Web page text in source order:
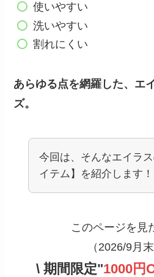
使いやすい
洗いやすい
割れにくい
あらゆる点を網羅した、エ
ズ。
今回は、そんなエイラ
イテム】を紹介します！
このページを見
（2026/9月
\ 期間限定"1000円